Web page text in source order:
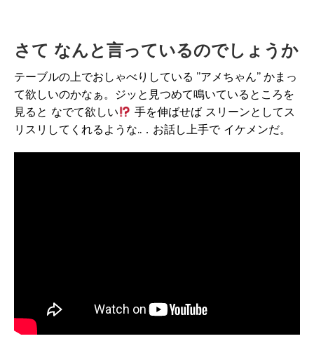
さて なんと言っているのでしょうか
テーブルの上でおしゃべりしている ”アメちゃん” かまっ
て欲しいのかなぁ。ジッと見つめて鳴いているところを
見ると なでて欲しい
手を伸ばせば スリーンとしてス
リスリしてくれるような..．お話し上手で イケメンだ。